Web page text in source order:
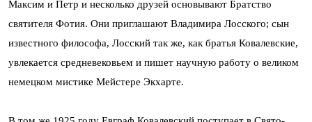
Максим и Петр и несколько друзей основывают Братство
святителя Фотия. Они приглашают Владимира Лосского; сын
известного философа, Лосский так же, как братья Ковалевские,
увлекается средневековьем и пишет научную работу о великом
немецком мистике Мейстере Экхарте.